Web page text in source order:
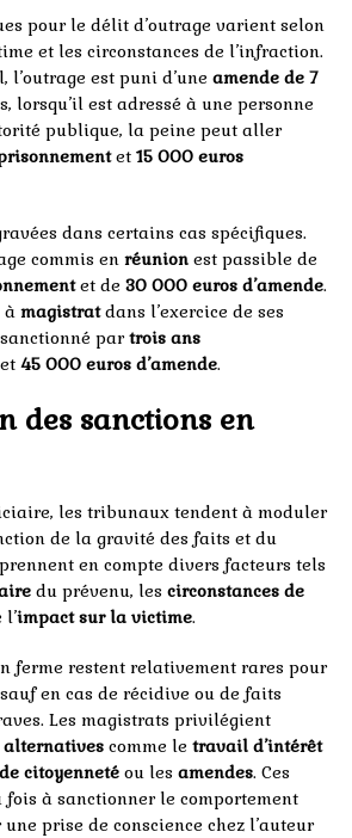
pour le délit d’outrage varient selon
et les circonstances de l’infraction.
l’outrage est puni d’une amende de 7
lorsqu’il est adressé à une personne
publique, la peine peut aller
et 15 000 euros
dans certains cas spécifiques.
commis en réunion est passible de
et de 30 000 euros d’amende.
à magistratdans l’exercice de ses
partrois ans
45 000 euros d’amende.
des sanctions en
les tribunaux tendent à moduler
de la gravité des faits et du
en compte divers facteurs tels
du prévenu, les circonstances de
l’impact sur la victime.
ferme restent relativement rares pour
en cas de récidive ou de faits
Les magistrats privilégient
alternatives comme le travail d’intérêt
citoyenneté ou les amendes. Ces
fois à sanctionner le comportement
prise de conscience chez l’auteur